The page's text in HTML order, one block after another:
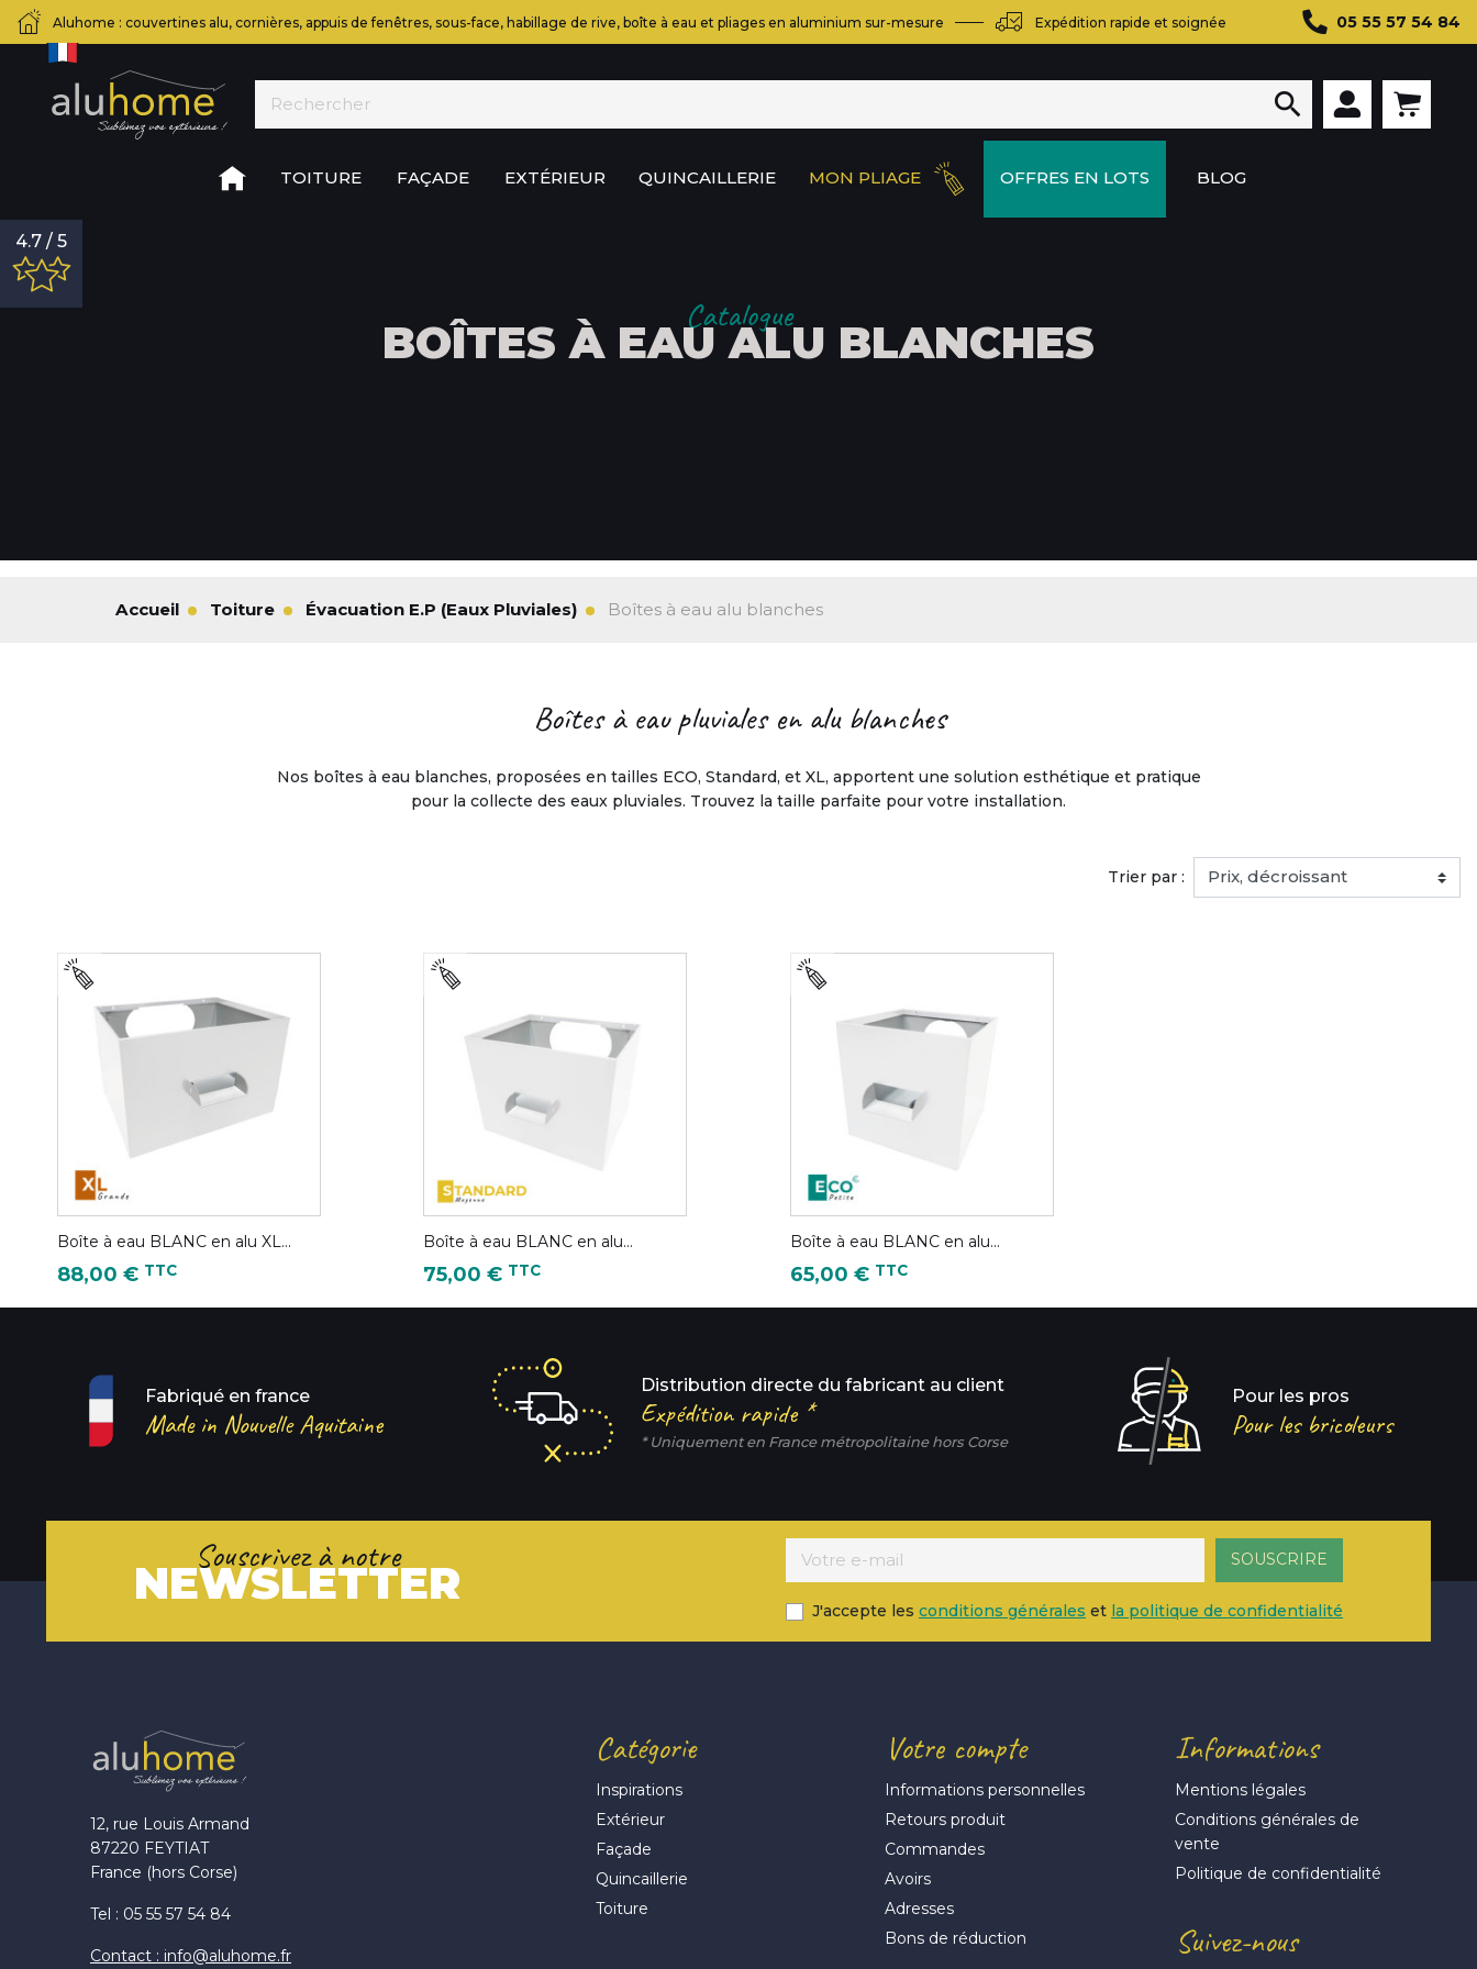
Aluhome : couvertines alu, cornières, appuis de fenêtres, sous-face, habillage de rive, boîte à eau et pliages en aluminium sur-mesure Expédition rapide et soignée 05 55 57 54 84
TOITURE FAÇADE EXTÉRIEUR QUINCAILLERIE MON PLIAGE OFFRES EN LOTS BLOG

4.7 / 5
Catalogue
BOÎTES À EAU ALU BLANCHES
Accueil Toiture Évacuation E.P (Eaux Pluviales) Boîtes à eau alu blanches
Boîtes à eau pluviales en alu blanches
Nos boîtes à eau blanches, proposées en tailles ECO, Standard, et XL, apportent une solution esthétique et pratique
pour la collecte des eaux pluviales. Trouvez la taille parfaite pour votre installation.
Trier par :
Boîte à eau BLANC en alu XL...
Prix
88,00 € TTC
Boîte à eau BLANC en alu...
Prix
75,00 € TTC
Boîte à eau BLANC en alu...
Prix
65,00 € TTC
Fabriqué en france
Made in Nouvelle Aquitaine
Distribution directe du fabricant au client
Expédition rapide *
* Uniquement en France métropolitaine hors Corse
Pour les pros
Pour les bricoleurs
Souscrivez à notre
NEWSLETTER
J'accepte les conditions générales et la politique de confidentialité
12, rue Louis Armand
87220 FEYTIAT
France (hors Corse)
Tel : 05 55 57 54 84
Contact : info@aluhome.fr
Votre compte
Informations personnelles
Retours produit
Commandes
Avoirs
Adresses
Bons de réduction
Catégorie
Inspirations
Extérieur
Façade
Quincaillerie
Toiture
Informations
Mentions légales
Conditions générales de
vente
Politique de confidentialité
Suivez-nous